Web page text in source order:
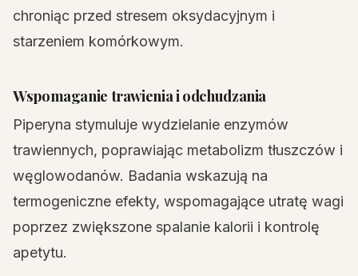
chroniąc przed stresem oksydacyjnym i
starzeniem komórkowym.
Wspomaganie trawienia i odchudzania
Piperyna stymuluje wydzielanie enzymów
trawiennych, poprawiając metabolizm tłuszczów i
węglowodanów. Badania wskazują na
termogeniczne efekty, wspomagające utratę wagi
poprzez zwiększone spalanie kalorii i kontrolę
apetytu.